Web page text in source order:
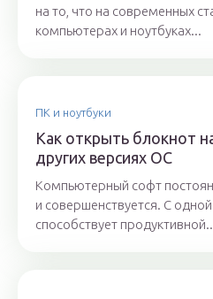
на то, что на современных
компьютерах и ноутбуках...
ПК и ноутбуки
Как открыть блокнот
других версиях ОС
Компьютерный софт
и совершенствуется. С
способствует